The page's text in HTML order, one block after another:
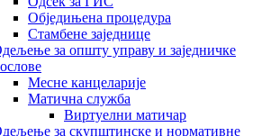
Обједињена процедура
Стамбене заједнице
за општу управу и заједничке
Месне канцеларије
Матична служба
Виртуелни матичар
за скупштинске и нормативне